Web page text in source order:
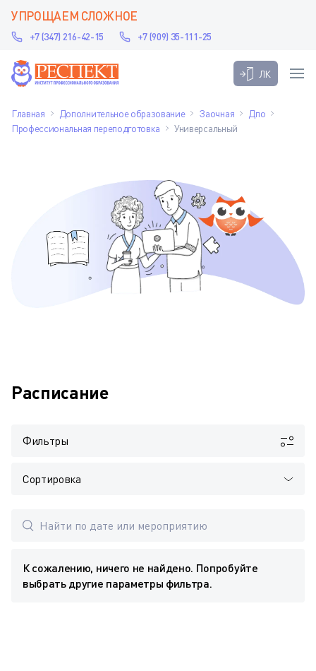
УПРОЩАЕМ СЛОЖНОЕ
+7 (347) 216-42-15 +7 (909) 35-111-25
ЛК
Главная Дополнительное образование Заочная
Дпо
Профессиональная переподготовка
Универсальный
Расписание
Фильтры
Сортировка
К сожалению, ничего не найдено. Попробуйте
выбрать другие параметры фильтра.